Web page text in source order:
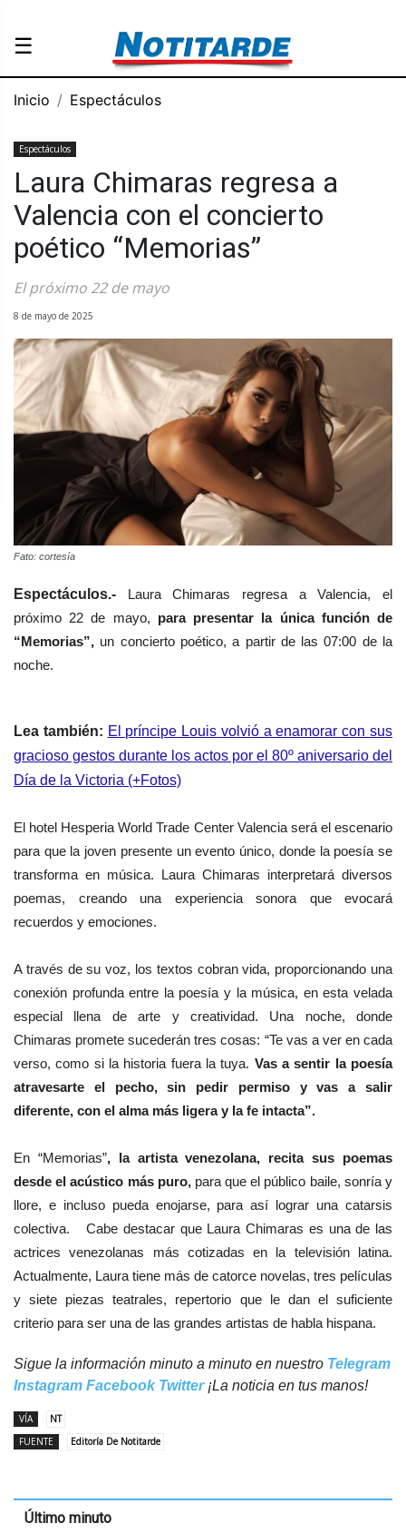
☰
Inicio Espectáculos
Espectáculos
Laura Chimaras regresa a
Valencia con el concierto
poético “Memorias”
El próximo 22 de mayo
8 de mayo de 2025
Fato: cortesía
Espectáculos.- Laura Chimaras regresa a Valencia, el
próximo 22 de mayo, para presentar la única función de
“Memorias”, un concierto poético, a partir de las 07:00 de la
noche.
Lea también: El príncipe Louis volvió a enamorar con sus
gracioso gestos durante los actos por el 80º aniversario del
Día de la Victoria (+Fotos)
El hotel Hesperia World Trade Center Valencia será el escenario
para que la joven presente un evento único, donde la poesía se
transforma en música. Laura Chimaras interpretará diversos
poemas, creando una experiencia sonora que evocará
recuerdos y emociones.
A través de su voz, los textos cobran vida, proporcionando una
conexión profunda entre la poesía y la música, en esta velada
especial llena de arte y creatividad. Una noche, donde
Chimaras promete sucederán tres cosas: “Te vas a ver en cada
verso, como si la historia fuera la tuya. Vas a sentir la poesía
atravesarte el pecho, sin pedir permiso y vas a salir
diferente, con el alma más ligera y la fe intacta”.
En “Memorias”, la artista venezolana, recita sus poemas
desde el acústico más puro, para que el público baile, sonría y
llore, e incluso pueda enojarse, para así lograr una catarsis
colectiva. Cabe destacar que Laura Chimaras es una de las
actrices venezolanas más cotizadas en la televisión latina.
Actualmente, Laura tiene más de catorce novelas, tres películas
y siete piezas teatrales, repertorio que le dan el suficiente
criterio para ser una de las grandes artistas de habla hispana.
Sigue la información minuto a minuto en nuestro Telegram
Instagram Facebook Twitter¡La noticia en tus manos!
VÍA
NT
FUENTE
Editoría De Notitarde
Último minuto